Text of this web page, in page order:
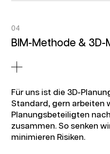
04
BIM-Methode & 3D-
Für uns ist die 3D-
Standard, gern arbeiten
Planungsbeteiligten
zusammen. So senken
minimieren Risiken.